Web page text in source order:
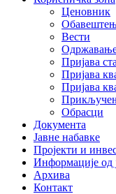
Ценовник
Вести
Пријава
Пријава
Пријава
Обрасци
Документа
Јавне набавке
Пројекти и
Информације од
Архива
Контакт